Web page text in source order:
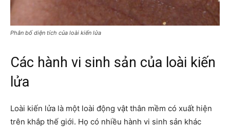
Phân bố diện tích của loài kiến lửa
Các hành vi sinh sản của loài kiến
lửa
Loài kiến lửa là một loài động vật thân mềm có xuất hiện
trên khắp thế giới. Họ có nhiều hành vi sinh sản khác